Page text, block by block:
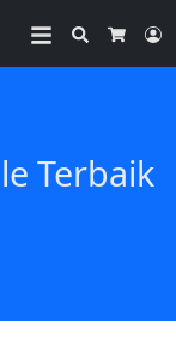
Search
Terbaik